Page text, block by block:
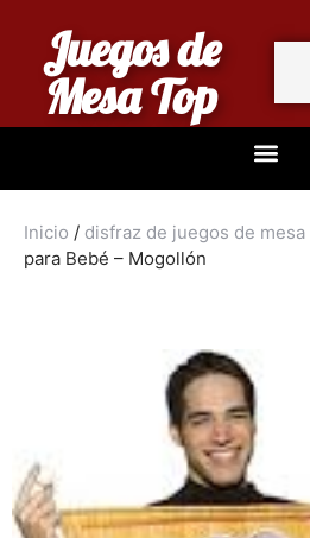
Juegos de
Mesa Top
Inicio / disfraz de juegos de mesa
para Bebé – Mogollón